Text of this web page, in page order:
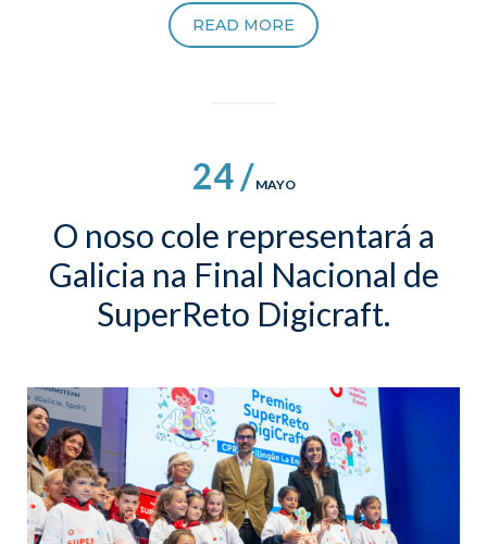
READ MORE
24 / MAYO
O noso cole representará a
Galicia na Final Nacional de
SuperReto Digicraft.